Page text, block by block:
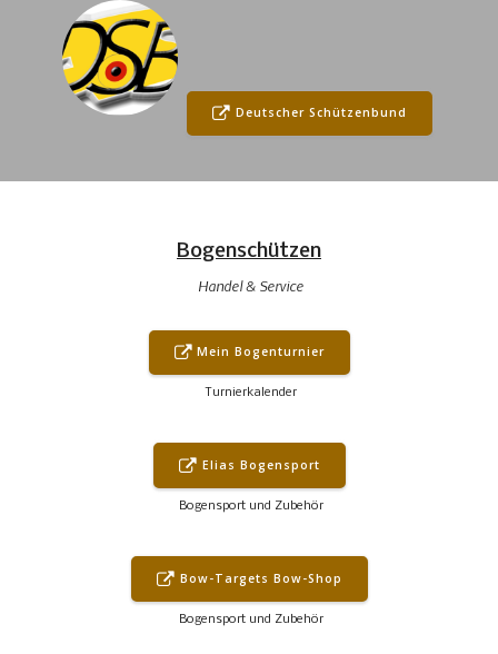
Deutscher Schützenbund
Bogenschützen
Handel & Service
Mein Bogenturnier
Turnierkalender
Elias Bogensport
Bogensport und Zubehör
Bow-Targets Bow-Shop
Bogensport und Zubehör